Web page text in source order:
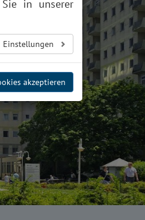
in unserer
Einstellungen
akzeptieren